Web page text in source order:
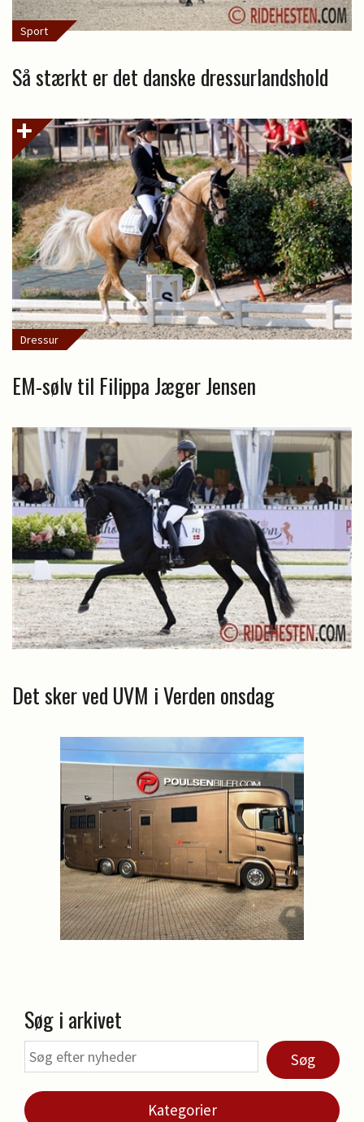
Sport
Så stærkt er det danske dressurlandshold
Dressur
EM-sølv til Filippa Jæger Jensen
Det sker ved UVM i Verden onsdag
Søg i arkivet
Søg
Kategorier